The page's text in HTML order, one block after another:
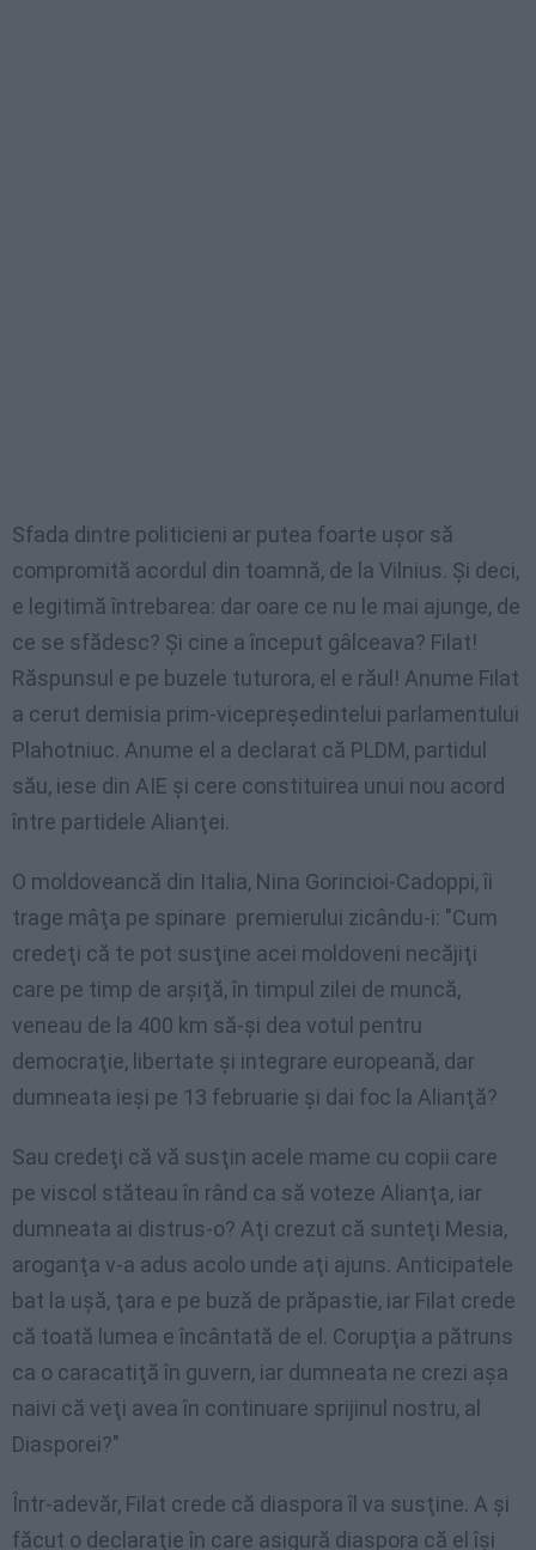
Sfada dintre politicieni ar putea foarte uşor să
compromită acordul din toamnă, de la Vilnius. Şi deci,
e legitimă întrebarea: dar oare ce nu le mai ajunge, de
ce se sfădesc? Şi cine a început gâlceava? Filat!
Răspunsul e pe buzele tuturora, el e răul! Anume Filat
a cerut demisia prim-vicepreşedintelui parlamentului
Plahotniuc. Anume el a declarat că PLDM, partidul
său, iese din AIE şi cere constituirea unui nou acord
între partidele Alianţei.
O moldoveancă din Italia, Nina Gorincioi-Cadoppi, îi
trage mâţa pe spinare premierului zicându-i: "Cum
credeţi că te pot susţine acei moldoveni necăjiţi
care pe timp de arşiţă, în timpul zilei de muncă,
veneau de la 400 km să-şi dea votul pentru
democraţie, libertate şi integrare europeană, dar
dumneata ieşi pe 13 februarie şi dai foc la Alianţă?
Sau credeţi că vă susţin acele mame cu copii care
pe viscol stăteau în rând ca să voteze Alianţa, iar
dumneata ai distrus-o? Aţi crezut că sunteţi Mesia,
aroganţa v-a adus acolo unde aţi ajuns. Anticipatele
bat la uşă, ţara e pe buză de prăpastie, iar Filat crede
că toată lumea e încântată de el. Corupţia a pătruns
ca o caracatiţă în guvern, iar dumneata ne crezi aşa
naivi că veţi avea în continuare sprijinul nostru, al
Diasporei?"
Într-adevăr, Filat crede că diaspora îl va susţine. A şi
făcut o declaraţie în care asigură diaspora că el îşi